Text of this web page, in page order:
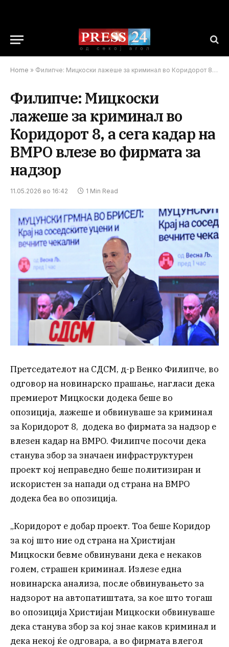
Home » Филипче: Мицкоски лажеше за криминал во Коридорот 8, а сега кадар на ВМРО влезе во фирмата за надзор
Филипче: Мицкоски
лажеше за криминал во
Коридорот 8, а сега кадар на
ВМРО влезе во фирмата за
надзор
11.05.2026 во 16:42 1 Min Read
Претседателот на СДСМ, д-р Венко Филипче, во
одговор на новинарско прашање, нагласи дека
премиерот Мицкоски додека беше во
опозиција, лажеше и обвинуваше за криминал
за Коридорот 8, додека во фирмата за надзор е
влезен кадар на ВМРО. Филипче посочи дека
станува збор за значаен инфраструктурен
проект кој неправедно беше политизиран и
искористен за напади од страна на ВМРО
додека беа во опозиција.
„Коридорот е добар проект. Тоа беше Коридор
за кој што ние од страна на Христијан
Мицкоски бевме обвинувани дека е некаков
голем, страшен криминал. Излезе една
новинарска анализа, после обвинувањето за
надзорот на автопатиштата, за кое што тогаш
во опозиција Христијан Мицкоски обвинуваше
дека станува збор за кој знае каков криминал и
дека некој ќе одговара, а во фирмата влегол